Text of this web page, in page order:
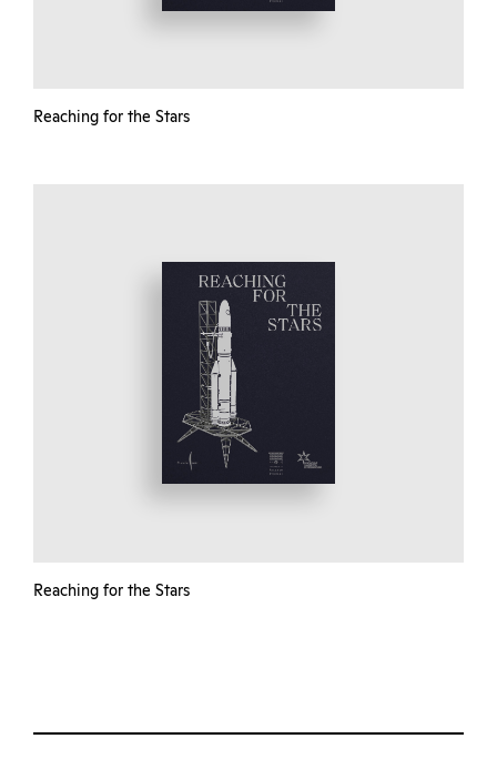
Reaching for the Stars
Reaching for the Stars